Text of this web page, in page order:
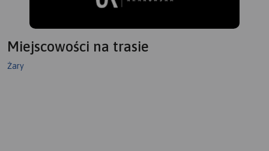
Miejscowości na trasie
Żary